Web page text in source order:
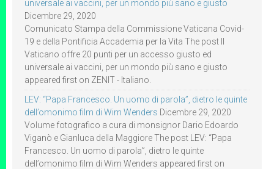
universale ai vaccini, per un mondo più sano e giusto
Dicembre 29, 2020
Comunicato Stampa della Commissione Vaticana Covid-
19 e della Pontificia Accademia per la Vita The post Il
Vaticano offre 20 punti per un accesso giusto ed
universale ai vaccini, per un mondo più sano e giusto
appeared first on ZENIT - Italiano.
LEV: “Papa Francesco. Un uomo di parola”, dietro le quinte
dell’omonimo film di Wim Wenders Dicembre 29, 2020
Volume fotografico a cura di monsignor Dario Edoardo
Viganò e Gianluca della Maggiore The post LEV: “Papa
Francesco. Un uomo di parola”, dietro le quinte
dell’omonimo film di Wim Wenders appeared first on